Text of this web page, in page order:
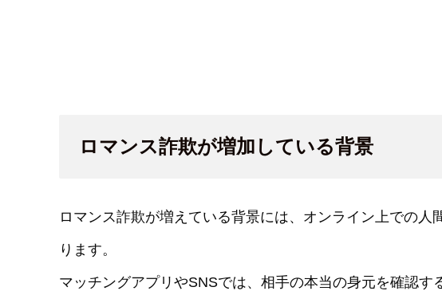
ロマンス詐欺が増加している背景
ロマンス詐欺が増えている背景には、オンライン上での人
ります。
マッチングアプリやSNSでは、相手の本当の身元を確認す